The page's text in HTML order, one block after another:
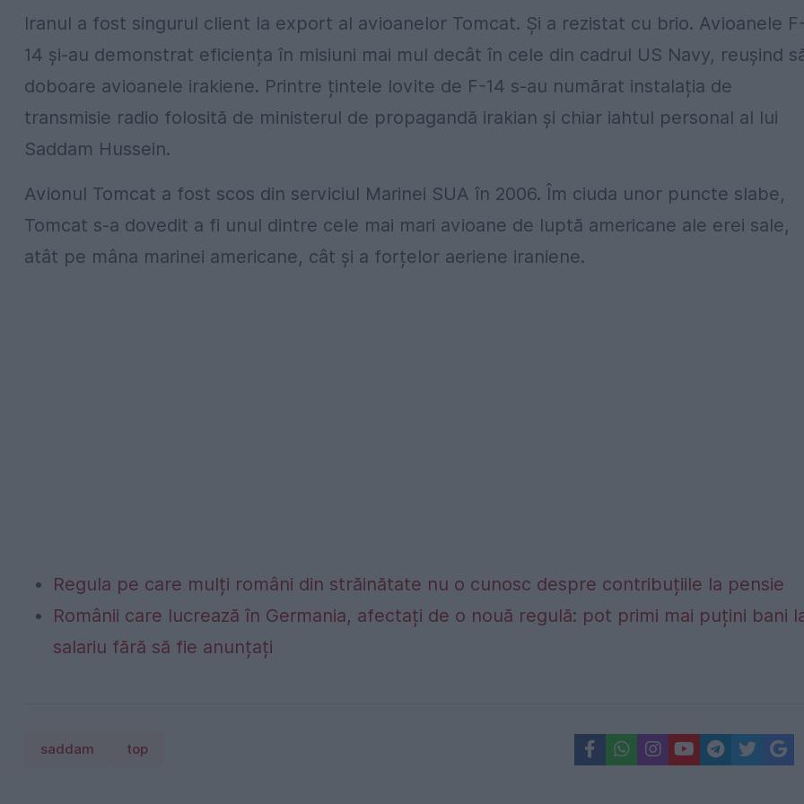
Iranul a fost singurul client la export al avioanelor Tomcat. Și a rezistat cu brio. Avioanele
14 şi-au demonstrat eficiența în misiuni mai mul decât în cele din cadrul US Navy, reușind
doboare avioanele irakiene. Printre țintele lovite de F-14 s-au numărat instalația de
transmisie radio folosită de ministerul de propagandă irakian și chiar iahtul personal al lui
Saddam Hussein.
Avionul Tomcat a fost scos din serviciul Marinei SUA în 2006. Îm ciuda unor puncte slabe,
Tomcat s-a dovedit a fi unul dintre cele mai mari avioane de luptă americane ale erei sale,
atât pe mâna marinei americane, cât și a forțelor aeriene iraniene.
Regula pe care mulți români din străinătate nu o cunosc despre contribuțiile la pensie
Românii care lucrează în Germania, afectați de o nouă regulă: pot primi mai puțini bani
salariu fără să fie anunțați
saddam top